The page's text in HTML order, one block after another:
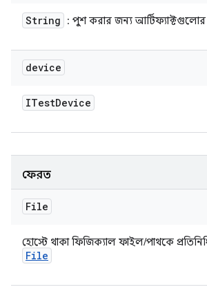
String : পুশ করার জন্য
device
ITestDevice
ফেরত
File
হোস্টে থাকা ফিজিক্যাল ফাইল/পাথকে
File